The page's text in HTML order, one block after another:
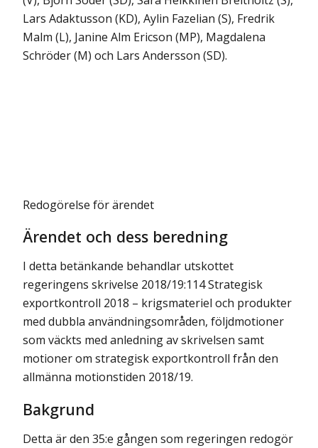
Lars Adaktusson (KD), Aylin Fazelian (S), Fredrik
Malm (L), Janine Alm Ericson (MP), Magdalena
Schröder (M) och Lars Andersson (SD).
Redogörelse för ärendet
Ärendet och dess beredning
I detta betänkande behandlar utskottet
regeringens skrivelse 2018/19:114 Strategisk
exportkontroll 2018 – krigsmateriel och produkter
med dubbla användningsområden, följdmotioner
som väckts med anledning av skrivelsen samt
motioner om strategisk exportkontroll från den
allmänna motionstiden 2018/19.
Bakgrund
Detta är den 35:e gången som regeringen redogör